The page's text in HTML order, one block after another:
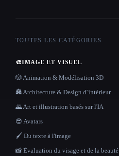
TOUTES LES CATÉGORIES
🎨IMAGE ET VISUEL
🎲 Animation & Modélisation 3D
🏯 Architecture & Design d''intérieur
🌄 Art et illustration basés sur l'IA
😎 Avatars
🖌️ Du texte à l'image
📸 Évaluation du visage et de la beauté